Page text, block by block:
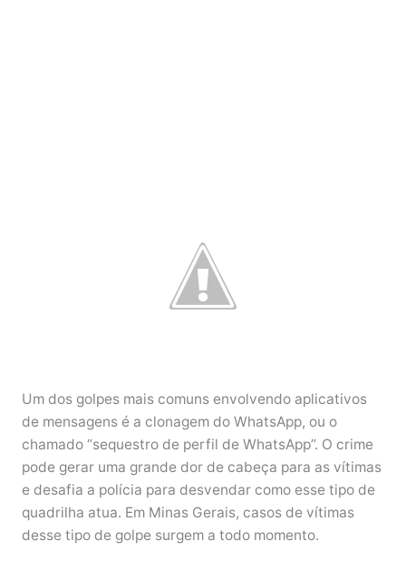
Um dos golpes mais comuns envolvendo aplicativos
de mensagens é a clonagem do WhatsApp, ou o
chamado “sequestro de perfil de WhatsApp”. O crime
pode gerar uma grande dor de cabeça para as vítimas
e desafia a polícia para desvendar como esse tipo de
quadrilha atua. Em Minas Gerais, casos de vítimas
desse tipo de golpe surgem a todo momento.